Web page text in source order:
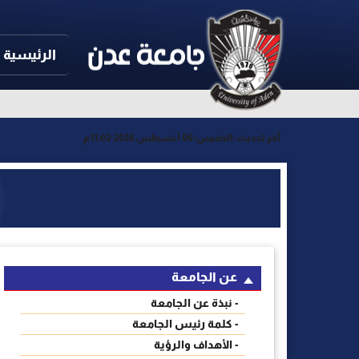
الرئيسية
آخر تحديث : الخميس-06 أغسطس 2026-11:02م
عن الجامعة
- نبذة عن الجامعة
- كلمة رئيس الجامعة
- الأهداف والرؤية